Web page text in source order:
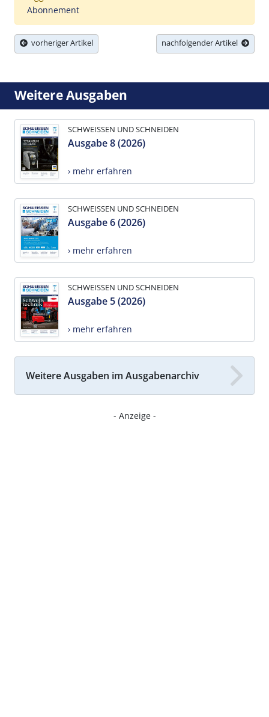
Abonnement
vorheriger Artikel nachfolgender Artikel
Weitere Ausgaben
SCHWEISSEN UND SCHNEIDEN
Ausgabe 8 (2026)
› mehr erfahren
SCHWEISSEN UND SCHNEIDEN
Ausgabe 6 (2026)
› mehr erfahren
SCHWEISSEN UND SCHNEIDEN
Ausgabe 5 (2026)
› mehr erfahren
Weitere Ausgaben im Ausgabenarchiv
- Anzeige -